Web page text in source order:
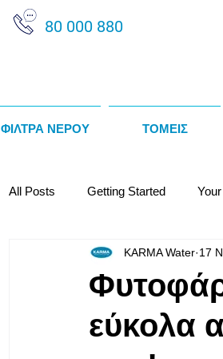
80 000 880
ΦΙΛΤΡΑ ΝΕΡΟΥ ΤΟΜΕΙΣ
All Posts Getting Started
Κατασκευαστές / Προμηθευτές
Αποσκληρυντές Νερού
εύκολα
KARMA Water 17